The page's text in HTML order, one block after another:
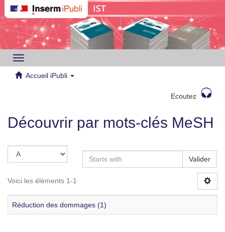
Toggle
navigation
Accueil iPubli
Ecoutez
Découvrir par mots-clés MeSH
Valider
Voici les éléments 1-1
Réduction des dommages (1)